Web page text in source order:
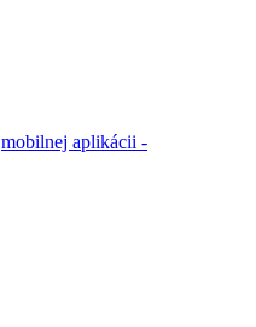
mobilnej aplikácii -